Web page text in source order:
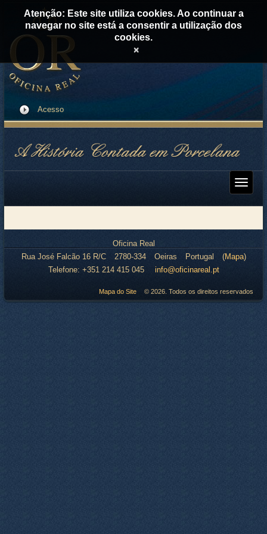
Acesso
Oficina Real
Rua José Falcão 16 R/C
2780-334 Oeiras Portugal (Mapa)
Telefone: +351 214 415 045 info@oficinareal.pt
Mapa do Site © 2026. Todos os direitos reservados
Atenção: Este site utiliza cookies. Ao continuar a
navegar no site está a consentir a utilização dos
cookies.
×